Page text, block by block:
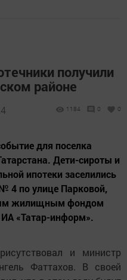
получили
районе
1184 0 0
для поселка
Дети-сироты и
ипотеки заселились
4 по улице Парковой,
жилищным фондом
«Татар-информ».
и министр
Фаттахов. В своей